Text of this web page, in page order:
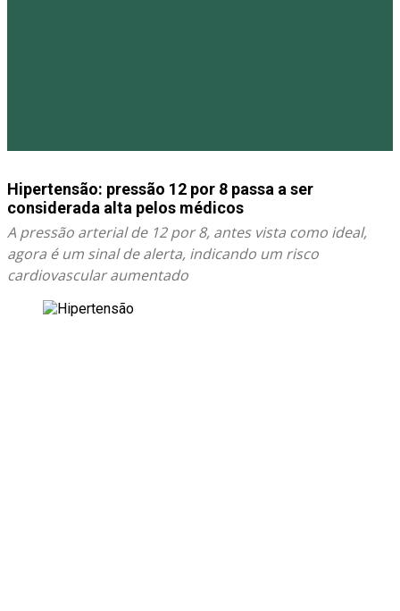
Hipertensão: pressão 12 por 8 passa a ser
considerada alta pelos médicos
A pressão arterial de 12 por 8, antes vista como ideal,
agora é um sinal de alerta, indicando um risco
cardiovascular aumentado